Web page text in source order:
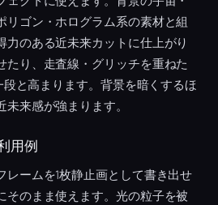
リゴン・ホログラム系の素材と組
力のある近未来カットに仕上がり
たり、走査線・グリッチを重ねた
段と高まります。背景を暗くするほ
来感が強まります。
用例
レームを1枚静止画として書き出せ
そのまま使えます。光の粒子を被